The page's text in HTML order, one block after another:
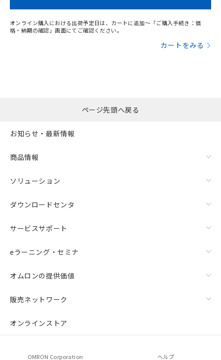
オンライン購入における出荷予定日は、カートに追加～「ご購入手続き：価
格・納期の確認」画面にてご確認ください。
カートをみる
ページ先頭へ戻る
お知らせ・最新情報
商品情報
ソリューション
ダウンロードセンタ
サービスサポート
eラーニング・セミナ
オムロンの提供価値
販売ネットワーク
オンラインストア
OMRON Corporation ヘルプ